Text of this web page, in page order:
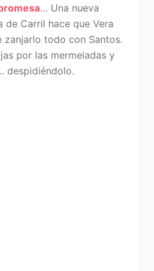
… Una nueva
de Carril hace que Vera
zanjarlo todo con Santos.
por las mermeladas y
despidiéndolo.